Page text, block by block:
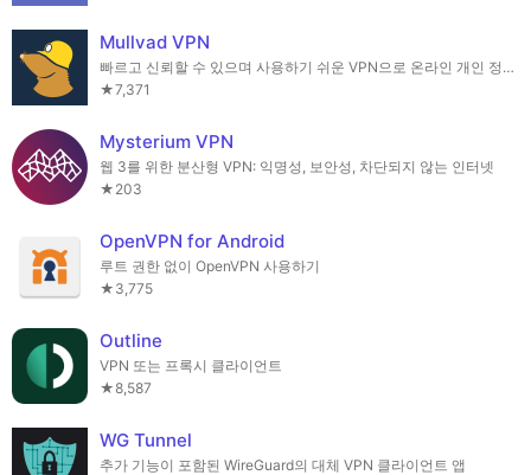
Mullvad VPN
빠르고 신뢰할 수 있으며 사용하기 쉬운 VPN으로 온라인 개인 정보를 보호하세요.
★7,371
Mysterium VPN
웹 3를 위한 분산형 VPN: 익명성, 보안성, 차단되지 않는 인터넷
★203
OpenVPN for Android
루트 권한 없이 OpenVPN 사용하기
★3,775
Outline
VPN 또는 프록시 클라이언트
★8,587
WG Tunnel
추가 기능이 포함된 WireGuard의 대체 VPN 클라이언트 앱